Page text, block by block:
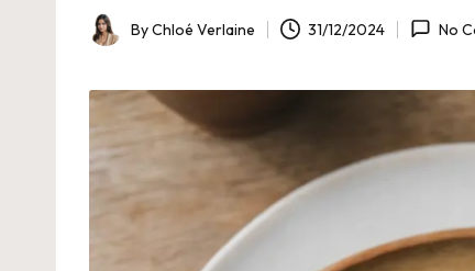
Posted
ByChloé Verlaine 31/12/2024 No